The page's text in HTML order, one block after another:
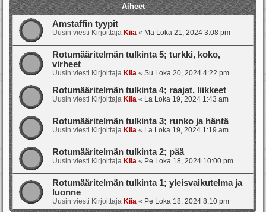
Aiheet
Amstaffin tyypit
Uusin viesti Kirjoittaja Kiia « Ma Loka 21, 2024 3:08 pm
Rotumääritelmän tulkinta 5; turkki, koko,
virheet
Uusin viesti Kirjoittaja Kiia « Su Loka 20, 2024 4:22 pm
Rotumääritelmän tulkinta 4; raajat, liikkeet
Uusin viesti Kirjoittaja Kiia « La Loka 19, 2024 1:43 am
Rotumääritelmän tulkinta 3; runko ja häntä
Uusin viesti Kirjoittaja Kiia « La Loka 19, 2024 1:19 am
Rotumääritelmän tulkinta 2; pää
Uusin viesti Kirjoittaja Kiia « Pe Loka 18, 2024 10:00 pm
Rotumääritelmän tulkinta 1; yleisvaikutelma ja
luonne
Uusin viesti Kirjoittaja Kiia « Pe Loka 18, 2024 8:10 pm